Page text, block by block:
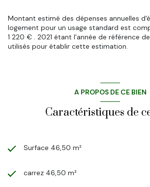
Montant estimé des dépenses annuelles
logement pour un usage standard est
1 220 € . 2021 étant l'année de référence
utilisés pour établir cette estimation.
A PROPOS DE CE BIEN
Caractéristiques de
Surface 46,50 m²
carrez 46,50 m²